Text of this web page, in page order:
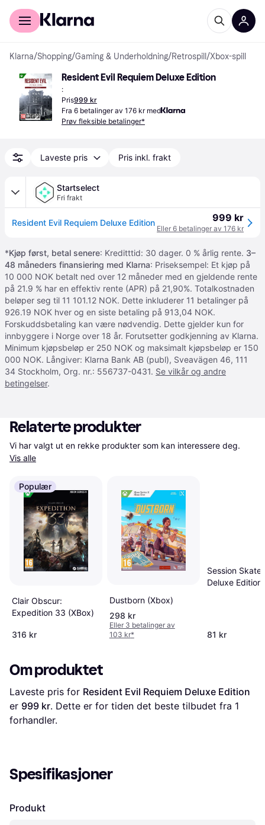
For kunder
Klarna/Shopping/Gaming & Underholdning/Retrospill /Xbox-spill
Resident Evil Requiem Deluxe Edition
:
Pris999 kr
Fra 6 betalinger av 176 kr med
Prøv fleksible betalinger*
Laveste pris Pris inkl. frakt
Startselect
Fri frakt
Resident Evil Requiem Deluxe Edition 999 kr
Eller 6 betalinger av 176 kr
*Kjøp først, betal senere: Kreditttid: 30 dager. 0 % årlig rente. 3–
48 måneders finansiering med Klarna: Priseksempel: Et kjøp på
10 000 NOK betalt ned over 12 måneder med en gjeldende rente
på 21.9 % har en effektiv rente (APR) på 21,90%. Totalkostnaden
beløper seg til 11 101.12 NOK. Dette inkluderer 11 betalinger på
926.19 NOK hver og en siste betaling på 913,04 NOK.
Forskuddsbetaling kan være nødvendig. Dette gjelder kun for
innbyggere i Norge over 18 år. Forutsetter godkjenning av Klarna.
Minimum kjøpsbeløp er 250 NOK og maksimalt kjøpsbeløp er 150
000 NOK. Långiver: Klarna Bank AB (publ), Sveavägen 46, 111
34 Stockholm, Org. nr.: 556737-0431. Se vilkår og andre
betingelser.
Relaterte produkter
Vis alle
Populær
Clair Obscur:
Expedition 33 (XBox)
316 kr
Dustborn (Xbox)
298 kr
Eller 3 betalinger av
103 kr*
Session Skate
Deluxe Edition
81 kr
Om produktet
Laveste pris for Resident Evil Requiem Deluxe Edition
er 999 kr. Dette er for tiden det beste tilbudet fra 1
forhandler.
Spesifikasjoner
Produkt